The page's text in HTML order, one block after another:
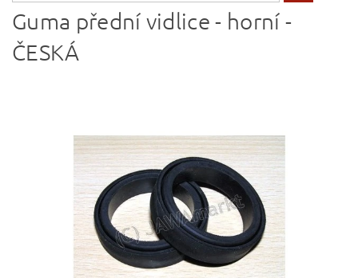
Guma přední vidlice - horní -
ČESKÁ